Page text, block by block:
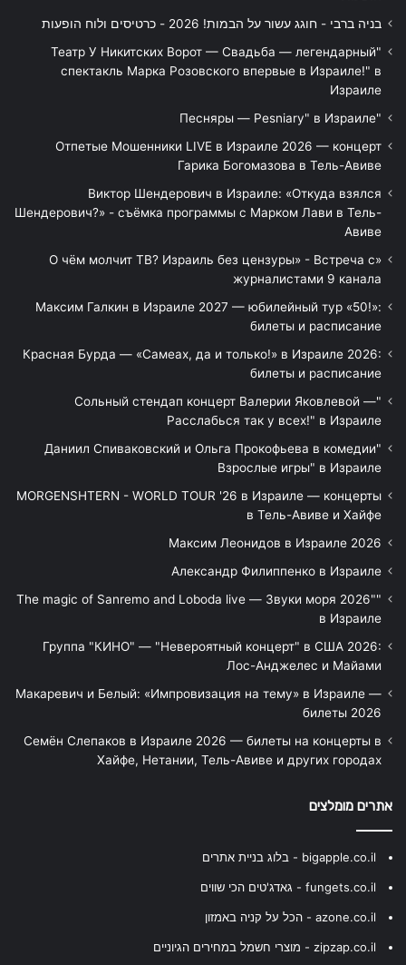
בניה ברבי - חוגג עשור על הבמות! 2026 - כרטיסים ולוח הופעות
"Театр У Никитских Ворот — Свадьба — легендарный
спектакль Марка Розовского впервые в Израиле!" в
Израиле
"Песняры — Pesniary" в Израиле
Отпетые Мошенники LIVE в Израиле 2026 — концерт
Гарика Богомазова в Тель-Авиве
Виктор Шендерович в Израиле: «Откуда взялся
Шендерович?» - съёмка программы с Марком Лави в Тель-
Авиве
«О чём молчит ТВ? Израиль без цензуры» - Встреча с
журналистами 9 канала
Максим Галкин в Израиле 2027 — юбилейный тур «50!»:
билеты и расписание
Красная Бурда — «Самеах, да и только!» в Израиле 2026:
билеты и расписание
"Сольный стендап концерт Валерии Яковлевой —
Расслабься так у всех!" в Израиле
"Даниил Спиваковский и Ольга Прокофьева в комедии
Взрослые игры" в Израиле
MORGENSHTERN - WORLD TOUR '26 в Израиле — концерты
в Тель-Авиве и Хайфе
Максим Леонидов в Израиле 2026
Александр Филиппенко в Израиле
"The magic of Sanremo and Loboda live — Звуки моря 2026"
в Израиле
Группа "КИНО" — "Невероятный концерт" в США 2026:
Лос-Анджелес и Майами
Макаревич и Белый: «Импровизация на тему» в Израиле —
билеты 2026
Семён Слепаков в Израиле 2026 — билеты на концерты в
Хайфе, Нетании, Тель-Авиве и других городах
אתרים מומלצים
bigapple.co.il - בלוג בניית אתרים
fungets.co.il - גאדג'טים הכי שווים
azone.co.il - הכל על קניה באמזון
zipzap.co.il - מוצרי חשמל במחירים הגיוניים